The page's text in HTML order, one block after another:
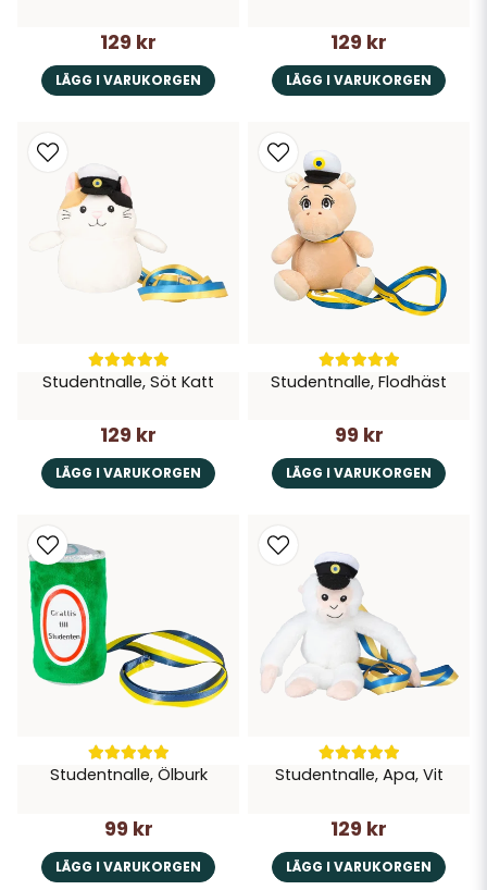
129 kr
LÄGG I VARUKORGEN
129 kr
LÄGG I VARUKORGEN
Studentnalle, Söt Katt
129 kr
LÄGG I VARUKORGEN
Studentnalle, Flodhäst
99 kr
LÄGG I VARUKORGEN
Studentnalle, Ölburk
99 kr
LÄGG I VARUKORGEN
Studentnalle, Apa, Vit
129 kr
LÄGG I VARUKORGEN